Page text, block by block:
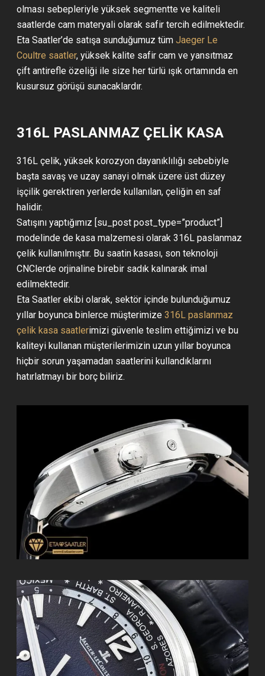
olması sebepleriyle yüksek segmentte ve kaliteli
saatlerde cam materyali olarak safir tercih edilmektedir.
Eta Saatler’de satışa sunduğumuz tümJaeger Le
Coultre saatler, yüksek kalite safir cam ve yansıtmaz
çift antirefle özeliği ile size her türlü ışık ortamında en
kusursuz görüşü sunacaklardır.
316L PASLANMAZ ÇELİK KASA
316L çelik, yüksek korozyon dayanıklılığı sebebiyle
başta savaş ve uzay sanayi olmak üzere üst düzey
işçilik gerektiren yerlerde kullanılan, çeliğin en saf
halidir.
Satışını yaptığımız [su_post post_type=”product”]
modelinde de kasa malzemesi olarak 316L paslanmaz
çelik kullanılmıştır. Bu saatin kasası, son teknoloji
CNClerde orjinaline birebir sadık kalınarak imal
edilmektedir.
Eta Saatler ekibi olarak, sektör içinde bulunduğumuz
yıllar boyunca binlerce müşterimize316L paslanmaz
çelik kasa saatlerimizi güvenle teslim ettiğimizi ve bu
kaliteyi kullanan müşterilerimizin uzun yıllar boyunca
hiçbir sorun yaşamadan saatlerini kullandıklarını
hatırlatmayı bir borç biliriz.